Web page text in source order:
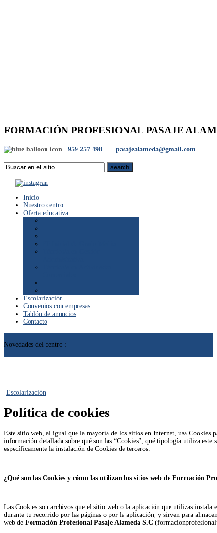
FORMACIÓN PROFESIONAL PASAJE
959 257 498 pasajealameda@gmail.com
Inicio
Nuestro centro
Oferta educativa
Escolarización
Convenios con empresas
Tablón de anuncios
Contacto
Novedades del centro :
Escolarización
Política de cookies
Este sitio web, al igual que la mayoría de los sitios en Internet, usa Cookies
información detallada sobre qué son las “Cookies”, qué tipología utiliza
específicamente la instalación de Cookies de terceros.
¿Qué son las Cookies y cómo las utilizan los sitios web de Formación
Las Cookies son archivos que el sitio web o la aplicación que utilizas
durante tu recorrido por las páginas o por la aplicación, y sirven para
web de Formación Profesional Pasaje Alameda S.C